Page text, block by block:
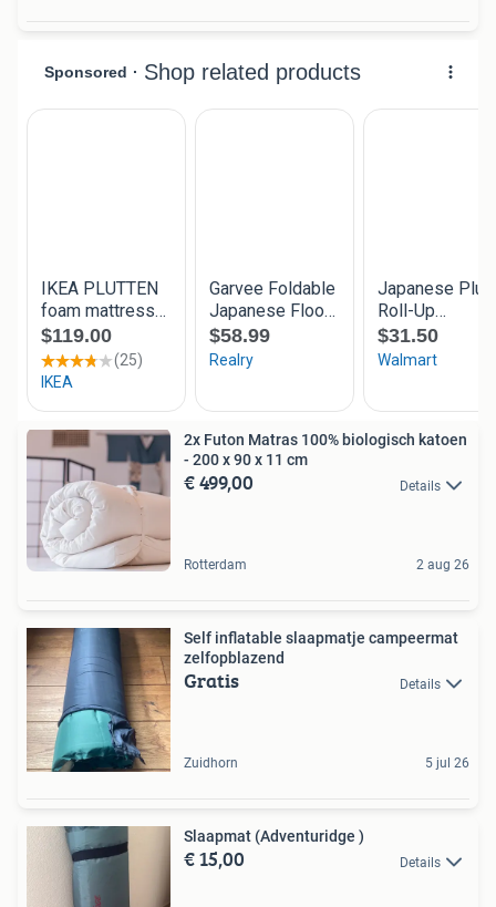
2x Futon Matras 100% biologisch katoen
- 200 x 90 x 11 cm
€ 499,00 Details
Rotterdam 2 aug 26
Self inflatable slaapmatje campeermat
zelfopblazend
Gratis Details
Zuidhorn 5 jul 26
Slaapmat (Adventuridge )
€ 15,00 Details